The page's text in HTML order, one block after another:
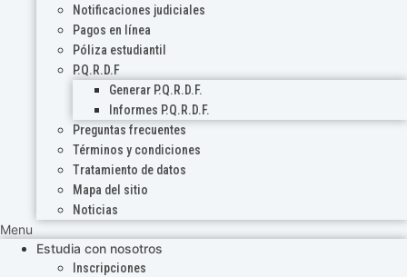
Notificaciones judiciales
Pagos en línea
Póliza estudiantil
P.Q.R.D.F
Generar P.Q.R.D.F.
Informes P.Q.R.D.F.
Preguntas frecuentes
Términos y condiciones
Tratamiento de datos
Mapa del sitio
Noticias
Menu
Estudia con nosotros
Inscripciones